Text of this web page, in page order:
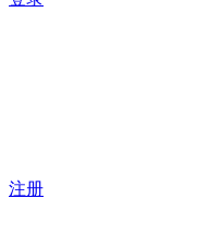
注册